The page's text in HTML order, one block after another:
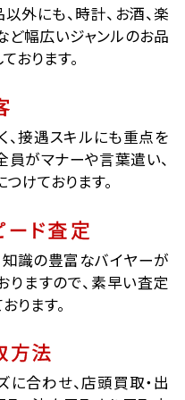
外にも、時計、お酒、楽
ど幅広いジャンルのお品
おります。
、接遇スキルにも重点を
員がマナーや言葉遣い、
けております。
ード査定
知識の豊富なバイヤーが
りますので、素早い査定
ります。
方法
に合わせ、店頭買取・出